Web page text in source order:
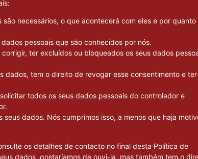
necessários, o que acontecerá com eles e por quanto
pessoais que são conhecidos por nós.
ter excluídos ou bloqueados os seus dados
dados, tem o direito de revogar esse consentimento e
todos os seus dados pessoais do controlador e
dados. Nós cumprimos isso, a menos que haja
os detalhes de contacto no final desta Política de
dados, gostaríamos de ouvi-la, mas também tem o